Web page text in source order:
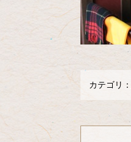
カテゴリ：